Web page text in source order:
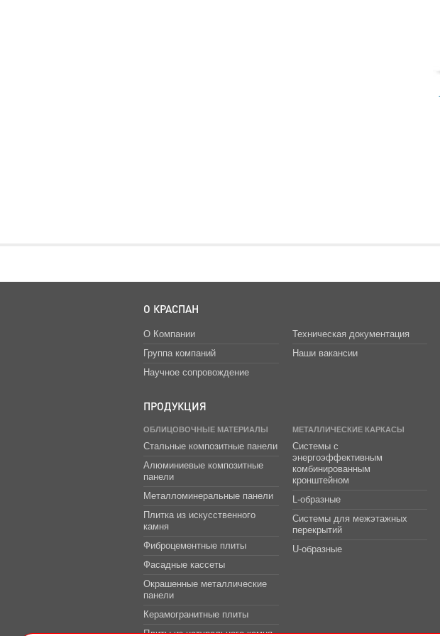
О КРАСПАН
О Компании
Группа компаний
Научное сопровождение
Техническая документация
Наши вакансии
ПРОДУКЦИЯ
ОБЛИЦОВОЧНЫЕ МАТЕРИАЛЫ
Стальные композитные панели
Алюминиевые композитные
панели
Металломинеральные панели
Плитка из искусственного
камня
Фиброцементные плиты
Фасадные кассеты
Окрашенные металлические
панели
Керамогранитные плиты
Плиты из натурального камня
МЕТАЛЛИЧЕСКИЕ КАРКАСЫ
Системы с
энергоэффективным
комбинированным
кронштейном
L-образные
Системы для межэтажных
перекрытий
U-образные